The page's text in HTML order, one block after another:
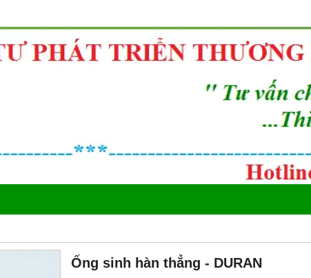
Ống sinh hàn thẳng - DURAN